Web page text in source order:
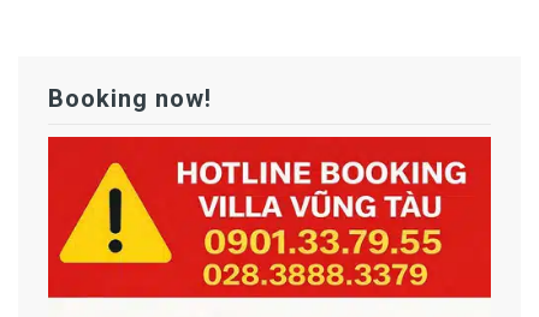
Booking now!